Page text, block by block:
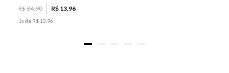
R$34,90 R$ 13 96
1x de R$ 13 96